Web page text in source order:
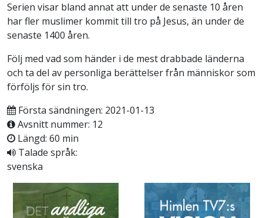
Serien visar bland annat att under de senaste 10 åren
har fler muslimer kommit till tro på Jesus, än under de
senaste 1400 åren.
Följ med vad som händer i de mest drabbade länderna
och ta del av personliga berättelser från människor som
förföljs för sin tro.
Första sändningen: 2021-01-13
Avsnitt nummer: 12
Längd: 60 min
Talade språk:
svenska